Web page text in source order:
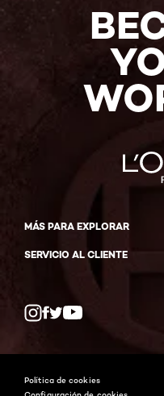
MÁS PARA EXPLORAR
SERVICIO AL CLIENTE
Facebook
YouTube
Política de cookies